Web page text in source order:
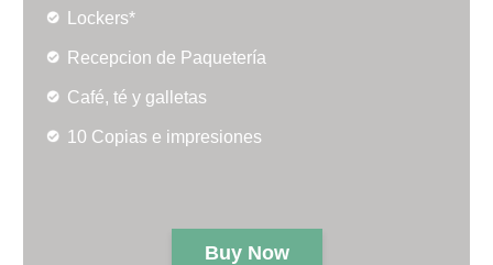
Lockers*
Recepcion de Paquetería
Café, té y galletas
10 Copias e impresiones
Buy Now